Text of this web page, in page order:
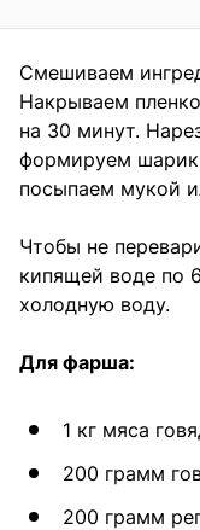
Смешиваем
Накрываем
на 30 минут.
формируем
посыпаем мукой
Чтобы не
кипящей воде по
холодную воду.
Для фарша:
1 кг мяса
200 грамм
200 грамм